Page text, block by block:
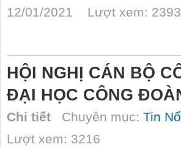
12/01/2021 Lượt xem: 2393
HỘI NGHỊ CÁN BỘ
ĐẠI HỌC CÔNG
Chi tiết Chuyên mục: Tin
Lượt xem: 3216